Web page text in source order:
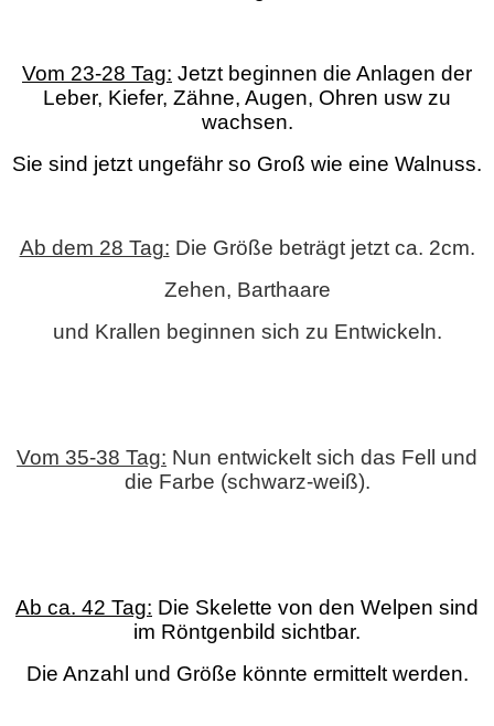
Vom 23-28 Tag: Jetzt beginnen die Anlagen der
Leber, Kiefer, Zähne, Augen, Ohren usw zu
wachsen.
Sie sind jetzt ungefähr so Groß wie eine Walnuss.
Ab dem 28 Tag: Die Größe beträgt jetzt ca. 2cm.
Zehen, Barthaare
und Krallen beginnen sich zu Entwickeln.
Vom 35-38 Tag: Nun entwickelt sich das Fell und
die Farbe (schwarz-weiß).
Ab ca. 42 Tag: Die Skelette von den Welpen sind
im Röntgenbild sichtbar.
Die Anzahl und Größe könnte ermittelt werden.